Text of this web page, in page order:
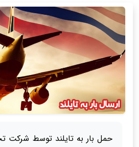
حمل بار به تایلند توسط شرکت